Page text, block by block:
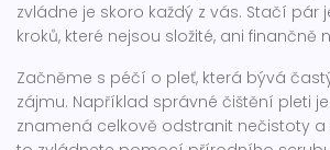
zvládne je skoro každý z vás. Stačí pár
kroků, které nejsou složité, ani finančně
Začněme s péčí o pleť, která bývá
zájmu. Například správné čištění pleti
znamená celkově odstranit nečistoty